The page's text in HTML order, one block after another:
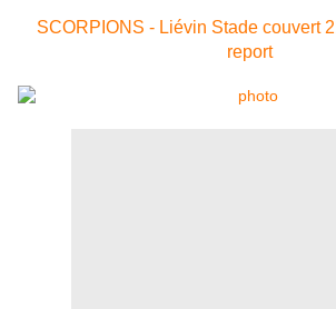
SCORPIONS - Liévin Stade couvert
report